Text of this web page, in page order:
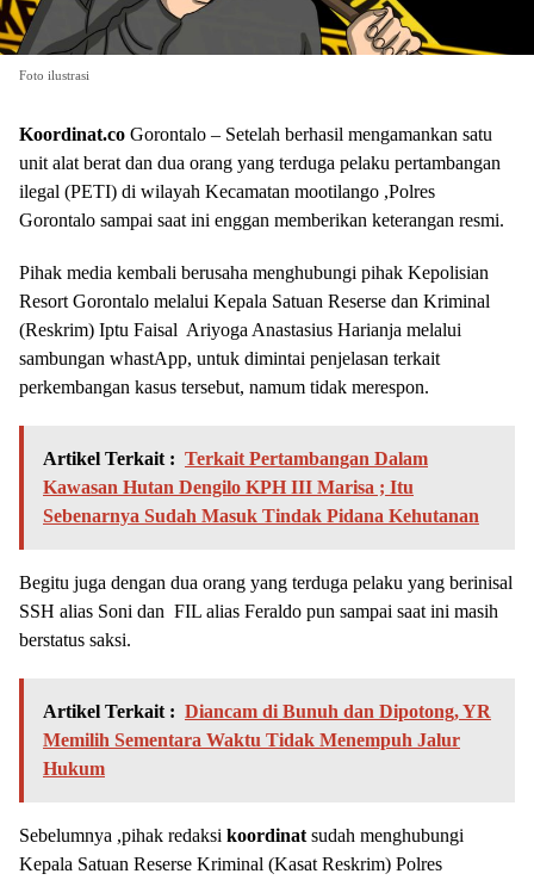
Foto ilustrasi
Koordinat.co Gorontalo – Setelah berhasil mengamankan satu
unit alat berat dan dua orang yang terduga pelaku pertambangan
ilegal (PETI) di wilayah Kecamatan mootilango ,Polres
Gorontalo sampai saat ini enggan memberikan keterangan resmi.
Pihak media kembali berusaha menghubungi pihak Kepolisian
Resort Gorontalo melalui Kepala Satuan Reserse dan Kriminal
(Reskrim) Iptu Faisal Ariyoga Anastasius Harianja melalui
sambungan whastApp, untuk dimintai penjelasan terkait
perkembangan kasus tersebut, namum tidak merespon.
Artikel Terkait : Terkait Pertambangan Dalam
Kawasan Hutan Dengilo KPH III Marisa ; Itu
Sebenarnya Sudah Masuk Tindak Pidana Kehutanan
Begitu juga dengan dua orang yang terduga pelaku yang berinisal
SSH alias Soni dan FIL alias Feraldo pun sampai saat ini masih
berstatus saksi.
Artikel Terkait : Diancam di Bunuh dan Dipotong, YR
Memilih Sementara Waktu Tidak Menempuh Jalur
Hukum
Sebelumnya ,pihak redaksi koordinat sudah menghubungi
Kepala Satuan Reserse Kriminal (Kasat Reskrim) Polres